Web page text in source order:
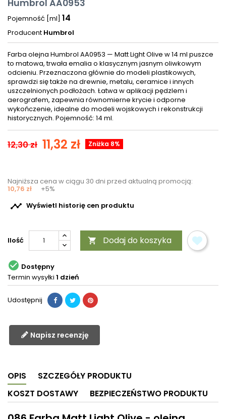
Humbrol AA0953
Pojemność [ml] 14
Producent Humbrol
Farba olejna Humbrol AA0953 — Matt Light Olive w 14 ml puszce
to matowa, trwała emalia o klasycznym jasnym oliwkowym
odcieniu. Przeznaczona głównie do modeli plastikowych,
sprawdzi się także na drewnie, metalu, ceramice i innych
uszczelnionych podłożach. Łatwa w aplikacji pędzlem i
aerografem, zapewnia równomierne krycie i odporne
wykończenie, idealne do modeli wojskowych i rekonstrukcji
historycznych. Pojemność: 14 ml.
12,30 zł 11,32 zł Zniżka 8%
Najniższa cena w ciągu 30 dni przed aktualną promocją:
10,76 zł +5%
 Wyświetl historię cen produktu
Ilość  Dodaj do koszyka
 Dostępny
Termin wysyłki 1 dzień
Udostępnij
Napisz recenzję
OPIS
SZCZEGÓŁY PRODUKTU
KOSZT DOSTAWY
BEZPIECZEŃSTWO PRODUKTU